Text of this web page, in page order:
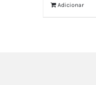
Adicionar